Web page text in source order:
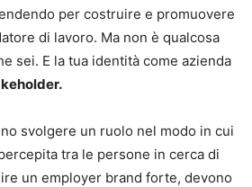
per costruire e promuovere
di lavoro. Ma non è qualcosa
sei. E la tua identità come azienda
svolgere un ruolo nel modo in cui
tra le persone in cerca di
un employer brand forte, devono